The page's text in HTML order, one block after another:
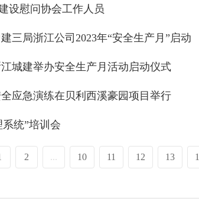
设慰问协会工作人员
局浙江公司2023年“安全生产月”启动
城建举办安全生产月活动启动仪式
应急演练在贝利西溪豪园项目举行
统”培训会
2 ... 10 11 12 13